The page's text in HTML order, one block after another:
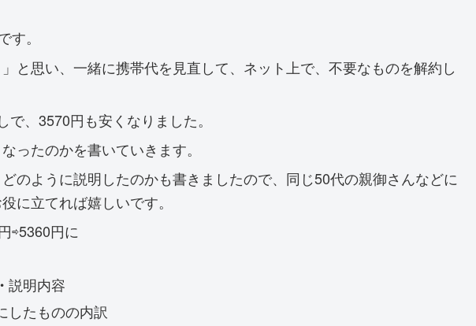
。
と思い、一緒に携帯代を見直して、ネット上で、不要なものを解約し
、3570円も安くなりました。
ったのかを書いていきます。
のように説明したのかも書きましたので、同じ50代の親御さんなどに
に立てれば嬉しいです。
⇨5360円に
・ 説明内容
したものの内訳